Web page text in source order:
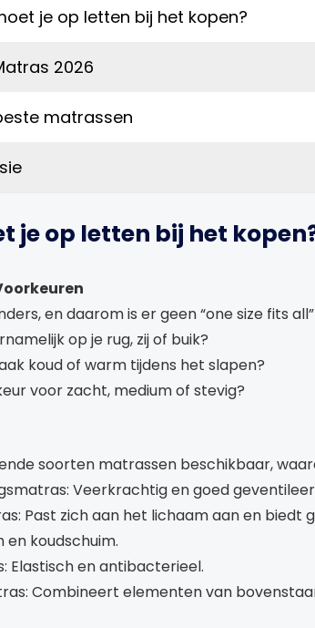
je op letten bij het kopen?
2026
matrassen
je op letten bij het
en daarom is er geen “one size fits
op je rug, zij of buik?
koud of warm tijdens het slapen?
voor zacht, medium of stevig?
soorten matrassen beschikbaar,
Veerkrachtig en goed
Past zich aan het lichaam aan en biedt
en koudschuim.
Elastisch en antibacterieel.
Combineert elementen van